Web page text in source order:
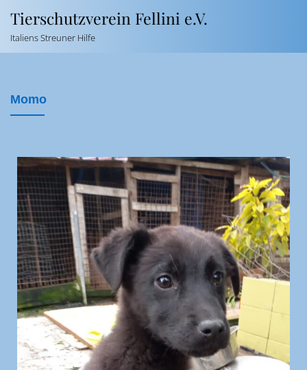
Tierschutzverein Fellini e.V.
Italiens Streuner Hilfe
Momo